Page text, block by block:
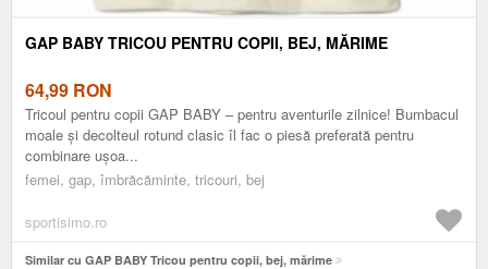
GAP BABY TRICOU PENTRU COPII, BEJ, MĂRIME
64,99 RON
Tricoul pentru copii GAP BABY – pentru aventurile zilnice! Bumbacul
moale și decolteul rotund clasic îl fac o piesă preferată pentru
combinare ușoa...
femei, gap, îmbrăcăminte, tricouri, bej
sportisimo.ro
Similar cu GAP BABY Tricou pentru copii, bej, mărime